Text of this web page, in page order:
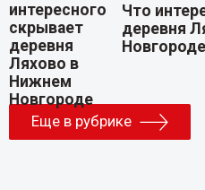
Что
деревня
Новгороде
Еще в рубрике